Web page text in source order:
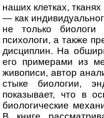
наших клетках,
— как
не только
психологи, а также
дисциплин. На
его примерами из
живописи, автор
стыке биологии,
показывает, что в
биологические